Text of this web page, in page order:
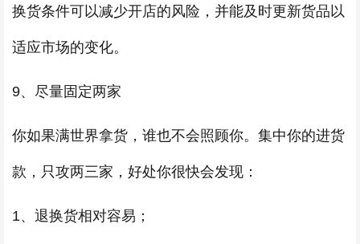
换货条件可以减少开店的风险，并能及时更新货品以
适应市场的变化。
9、尽量固定两家
你如果满世界拿货，谁也不会照顾你。集中你的进货
款，只攻两三家，好处你很快会发现：
1、退换货相对容易；